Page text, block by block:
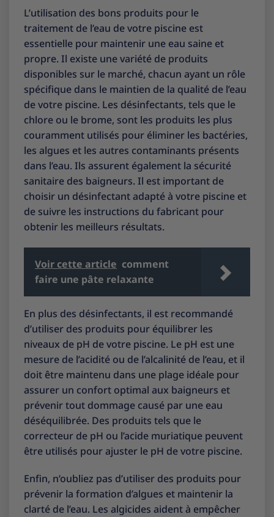
L’utilisation des bons produits pour le
traitement de l’eau de votre piscine est
essentielle pour maintenir une eau saine et
propre. Il existe une variété de produits
disponibles sur le marché, chacun ayant un rôle
spécifique dans le maintien de la qualité de l’eau
de votre piscine. Les désinfectants, tels que le
chlore ou le brome, sont les produits les plus
couramment utilisés pour éliminer les bactéries,
les algues et les autres contaminants présents
dans l’eau. Ils assurent également la sécurité
sanitaire des baigneurs. Il est important de
choisir un désinfectant adapté à votre piscine et
de suivre les instructions du fabricant pour
obtenir les meilleurs résultats.
Voir cette article comment
faire une pâte relaxante
En plus des désinfectants, il est recommandé
d’utiliser des produits pour équilibrer les
niveaux de pH de votre piscine. Le pH est une
mesure de l’acidité ou de l’alcalinité de l’eau, et il
doit être maintenu dans une plage idéale pour
assurer un confort optimal aux baigneurs et
prévenir tout dommage causé par une eau
déséquilibrée. Des produits tels que le
correcteur de pH ou l’acide muriatique peuvent
être utilisés pour ajuster le pH de votre piscine.
Enfin, n’oubliez pas d’utiliser des produits pour
prévenir la formation d’algues et maintenir la
clarté de l’eau. Les algicides aident à empêcher